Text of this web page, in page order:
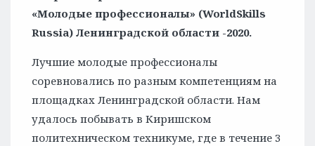
«Молодые профессионалы» (WorldSkills
Russia) Ленинградской области -2020.
Лучшие молодые профессионалы
соревновались по разным компетенциям на
площадках Ленинградской области. Нам
удалось побывать в Киришском
политехническом техникуме, где в течение 3